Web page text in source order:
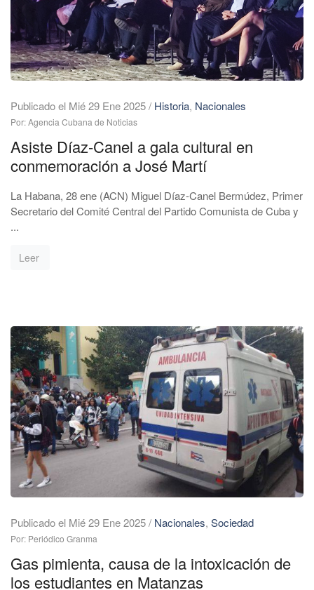
Publicado el Mié 29 Ene 2025/ Historia, Nacionales
Por: Agencia Cubana de Noticias
Asiste Díaz-Canel a gala cultural en
conmemoración a José Martí
La Habana, 28 ene (ACN) Miguel Díaz-Canel Bermúdez, Primer
Secretario del Comité Central del Partido Comunista de Cuba y
...
Leer
Publicado el Mié 29 Ene 2025/ Nacionales, Sociedad
Por: Periódico Granma
Gas pimienta, causa de la intoxicación de
los estudiantes en Matanzas